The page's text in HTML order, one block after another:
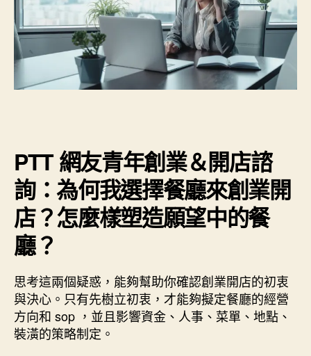
PTT 網友青年創業＆開店諮
詢：為何我選擇餐廳來創業開
店？怎麼樣塑造願望中的餐
廳？
思考這兩個疑惑，能夠幫助你確認創業開店的初衷
與決心。只有先樹立初衷，才能夠擬定餐廳的經營
方向和 sop ，並且影響資金、人事、菜單、地點、
裝潢的策略制定。